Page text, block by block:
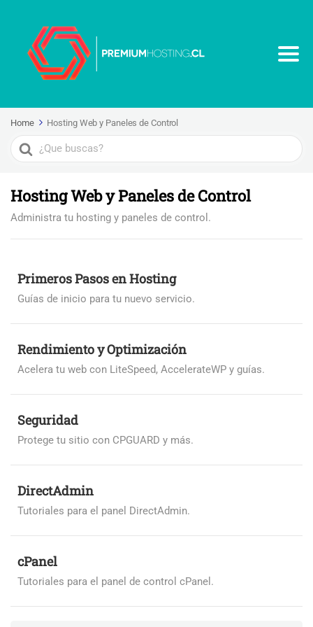
Home Hosting Web y Paneles de Control
Search
For
Hosting Web y Paneles de Control
Administra tu hosting y paneles de control.
Primeros Pasos en Hosting
Guías de inicio para tu nuevo servicio.
Rendimiento y Optimización
Acelera tu web con LiteSpeed, AccelerateWP y guías.
Seguridad
Protege tu sitio con CPGUARD y más.
DirectAdmin
Tutoriales para el panel DirectAdmin.
cPanel
Tutoriales para el panel de control cPanel.